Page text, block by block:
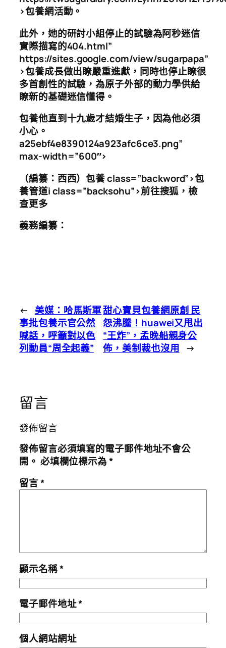
>包養網活動。
此外，她的研討小組停止的試驗為阿秒迷信
實際描寫的404.html”
https://sites.google.com/view/sugarpapa”
>包養成長做出瞭嚴重進獻，同時也停止瞭很
多首創性的試驗，為原子外部的動力學供給
瞭新的基礎迷信懂得。
包養他直到十九歲才結婚生子，因為他必須
小心。
a25ebf4e8390124a923afc6ce3.png”
max-width=”600″>
（編纂：西西）包養 class=”backword”>包
養管道i class=”backsohu”>前往搜狐，檢
查更多
義務編纂：
← 美媒：哈馬斯軍
事批包養示官公然
喊話，呼籲對以色
列動員“周全起義”
甜心寶貝包養網原創 民
怨沸騰！huawei又甩出
“王炸”，孟晚船親身公
佈，美制裁也沒用 →
留言
發佈留言
發佈留言必須填寫的電子郵件地址不會公
開。 必填欄位標示為*
留言*
顯示名稱*
電子郵件地址*
個人網站網址